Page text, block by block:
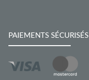
PAIEMENTS SÉCURISÉS